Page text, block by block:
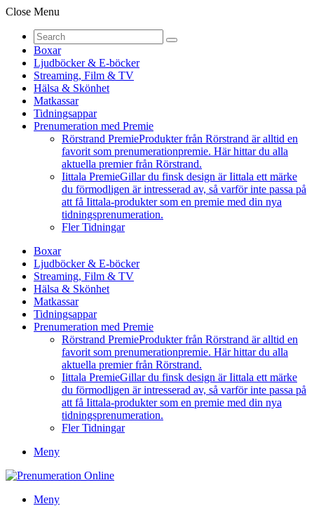
Close Menu
Boxar
Ljudböcker & E-böcker
Streaming, Film & TV
Hälsa & Skönhet
Matkassar
Tidningsappar
Prenumeration med Premie
Rörstrand PremieProdukter från Rörstrand är alltid en
favorit som prenumerationpremie. Här hittar du alla
aktuella premier från Rörstrand.
Iittala PremieGillar du finsk design är Iittala ett märke
du förmodligen är intresserad av, så varför inte passa på
att få Iittala-produkter som en premie med din nya
tidningsprenumeration.
Fler Tidningar
Boxar
Ljudböcker & E-böcker
Streaming, Film & TV
Hälsa & Skönhet
Matkassar
Tidningsappar
Prenumeration med Premie
Rörstrand PremieProdukter från Rörstrand är alltid en
favorit som prenumerationpremie. Här hittar du alla
aktuella premier från Rörstrand.
Iittala PremieGillar du finsk design är Iittala ett märke
du förmodligen är intresserad av, så varför inte passa på
att få Iittala-produkter som en premie med din nya
tidningsprenumeration.
Fler Tidningar
Meny
Meny